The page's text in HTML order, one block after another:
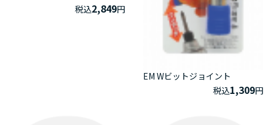
税込2,849円
EM Wビットジョイント
税込1,309円